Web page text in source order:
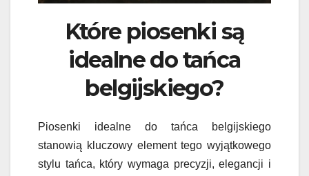
Które piosenki są
idealne do tańca
belgijskiego?
Piosenki idealne do tańca belgijskiego
stanowią kluczowy element tego wyjątkowego
stylu tańca, który wymaga precyzji, elegancji i